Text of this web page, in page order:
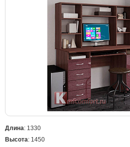
Длина: 1330
Высота: 1450